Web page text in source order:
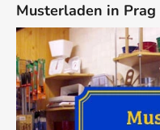
Musterladen in Prag